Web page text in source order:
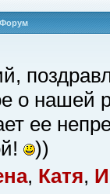
Форум
о нашей
ее
))
, Катя,